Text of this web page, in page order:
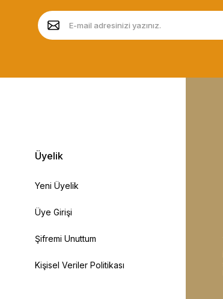
Üyelik
Yeni Üyelik
Üye Girişi
Şifremi Unuttum
Kişisel Veriler Politikası